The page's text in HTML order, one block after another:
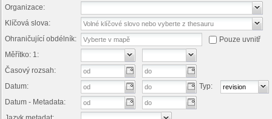
Organizace:
Klíčová slova:
Ohraničující obdélník:
Pouze uvnitř
Měřítko: 1:
Časový rozsah:
Datum:
Datum - Metadata:
Typ: